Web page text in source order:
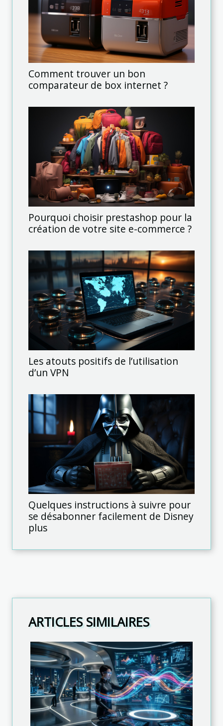
Comment trouver un bon
comparateur de box internet ?
Pourquoi choisir prestashop pour la
création de votre site e-commerce ?
Les atouts positifs de l’utilisation
d’un VPN
Quelques instructions à suivre pour
se désabonner facilement de Disney
plus
ARTICLES SIMILAIRES